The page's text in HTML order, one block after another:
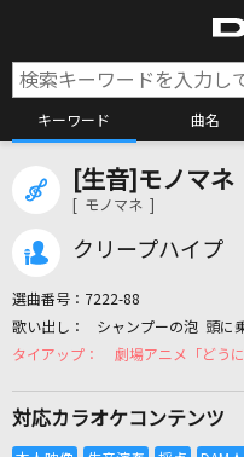
キーワード 曲名
カ
カラ
[生音]モノマネ
[ モノマネ ]
クリープハイプ
選曲番号： 7222-88
シャンプーの泡 頭に
劇場アニメ「どう
対応カラオケコンテンツ